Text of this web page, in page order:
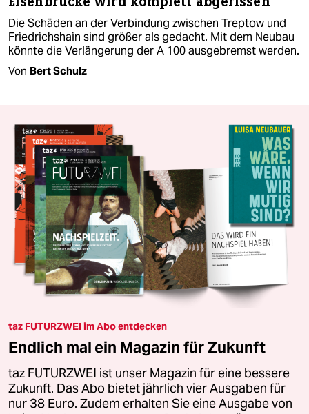
Die Schäden an der Verbindung zwischen Treptow und
Friedrichshain sind größer als gedacht. Mit dem Neubau
könnte die Verlängerung der A 100 ausgebremst werden.
Von Bert Schulz
taz FUTURZWEI im Abo entdecken
Endlich mal ein Magazin für Zukunft
taz FUTURZWEI ist unser Magazin für eine bessere
Zukunft. Das Abo bietet jährlich vier Ausgaben für
nur 38 Euro. Zudem erhalten Sie eine Ausgabe von